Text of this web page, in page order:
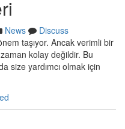
News
Discuss
taşıyor. Ancak verimli bir
kolay değildir. Bu
size yardımcı olmak için